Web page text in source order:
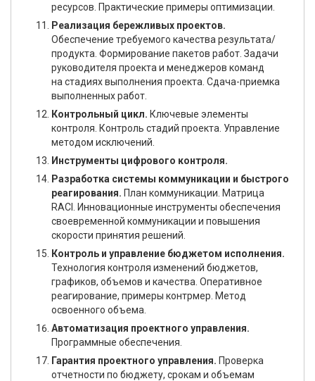
ресурсов. Практические примеры оптимизации.
Реализация бережливых проектов.
Обеспечение требуемого качества результата/
продукта. Формирование пакетов работ. Задачи
руководителя проекта и менеджеров команд
на стадиях выполнения проекта. Сдача-приемка
выполненных работ.
Контрольный цикл. Ключевые элементы
контроля. Контроль стадий проекта. Управление
методом исключений.
Инструменты цифрового контроля.
Разработка системы коммуникации и быстрого
реагирования. План коммуникации. Матрица
RACI. Инновационные инструменты обеспечения
своевременной коммуникации и повышения
скорости принятия решений.
Контроль и управление бюджетом исполнения.
Технология контроля изменений бюджетов,
графиков, объемов и качества. Оперативное
реагирование, примеры контрмер. Метод
освоенного объема.
Автоматизация проектного управления.
Программные обеспечения.
Гарантия проектного управления. Проверка
отчетности по бюджету, срокам и объемам